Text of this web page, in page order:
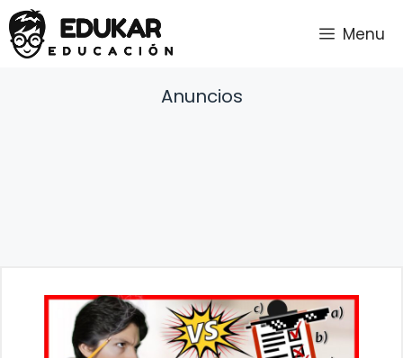
Saltar
al
contenido
Menu
Anuncios